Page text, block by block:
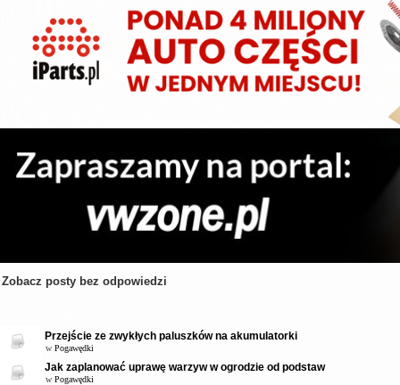
Zobacz posty bez odpowiedzi
Przejście ze zwykłych paluszków na akumulatorki
w Pogawędki
Jak zaplanować uprawę warzyw w ogrodzie od podstaw
w Pogawędki